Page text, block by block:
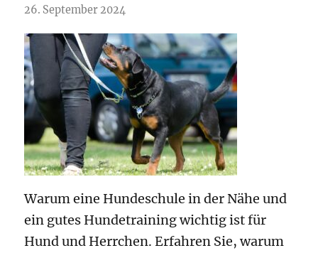
26. September 2024
Warum eine Hundeschule in der Nähe und
ein gutes Hundetraining wichtig ist für
Hund und Herrchen. Erfahren Sie, warum